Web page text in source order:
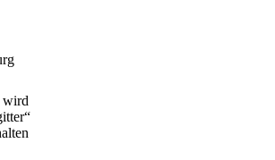
wird